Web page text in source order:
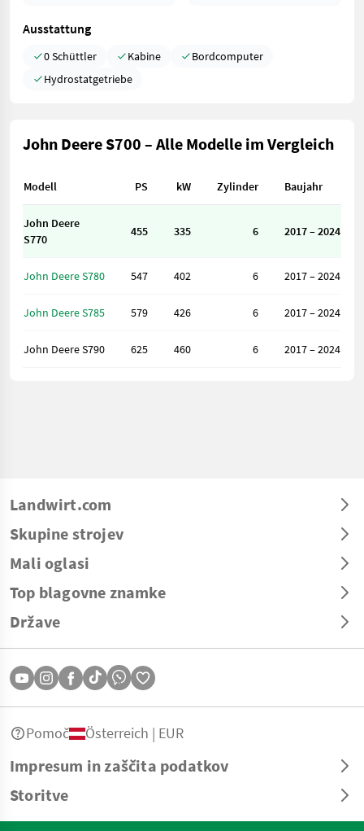
Ausstattung
0 Schüttler Kabine
Bordcomputer
Hydrostatgetriebe
John Deere S700 – Alle Modelle im Vergleich
Modell PS kW Zylinder Baujahr
John Deere
S770
455 335 6 2017 – 2024
John Deere S780 547 402 6 2017 – 2024
John Deere S785 579 426 6 2017 – 2024
John Deere S790 625 460 6 2017 – 2024
Landwirt.com
Skupine strojev
Mali oglasi
Top blagovne znamke
Države
Impresum in zaščita podatkov
Storitve
Pomoč Österreich | EUR